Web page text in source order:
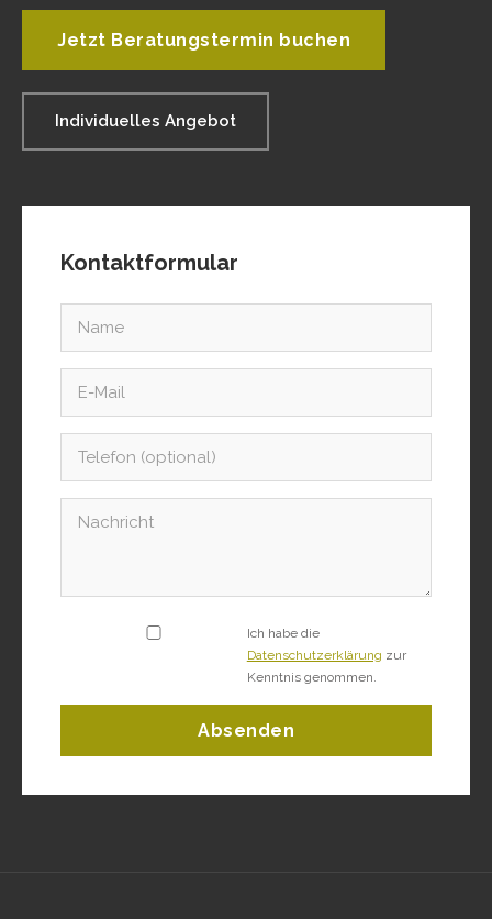
Jetzt Beratungstermin buchen
Individuelles Angebot
Kontaktformular
Ich habe die
Datenschutzerklärung zur
Kenntnis genommen.
Absenden